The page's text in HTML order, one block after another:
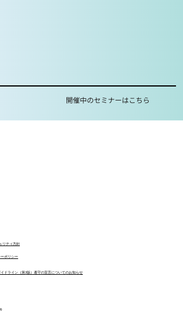
開催中のセミナーはこちら
イドライン（第3版）遵守の宣言についてのお知らせ
ポリシー
リティ方針